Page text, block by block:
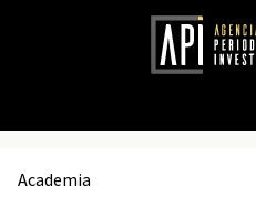
Academia